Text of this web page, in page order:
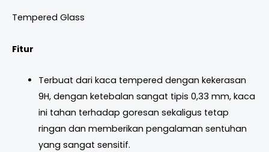
Tempered Glass
Fitur
Terbuat dari kaca tempered dengan kekerasan
9H, dengan ketebalan sangat tipis 0,33 mm, kaca
ini tahan terhadap goresan sekaligus tetap
ringan dan memberikan pengalaman sentuhan
yang sangat sensitif.